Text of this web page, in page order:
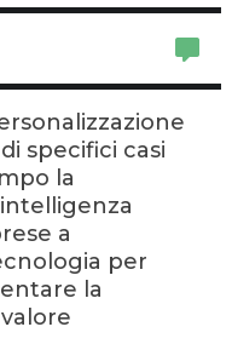
specifici casi
la
a
per
la